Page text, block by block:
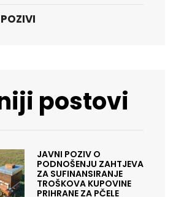
postovi
JAVNI POZIV O
PODNOŠENJU ZAHTJEVA
ZA SUFINANSIRANJE
TROŠKOVA KUPOVINE
PRIHRANE ZA PČELE